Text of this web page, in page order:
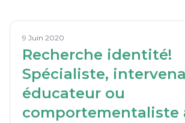
9 Juin 2020
Recherche identité!
Spécialiste,
éducateur ou
comportementaliste